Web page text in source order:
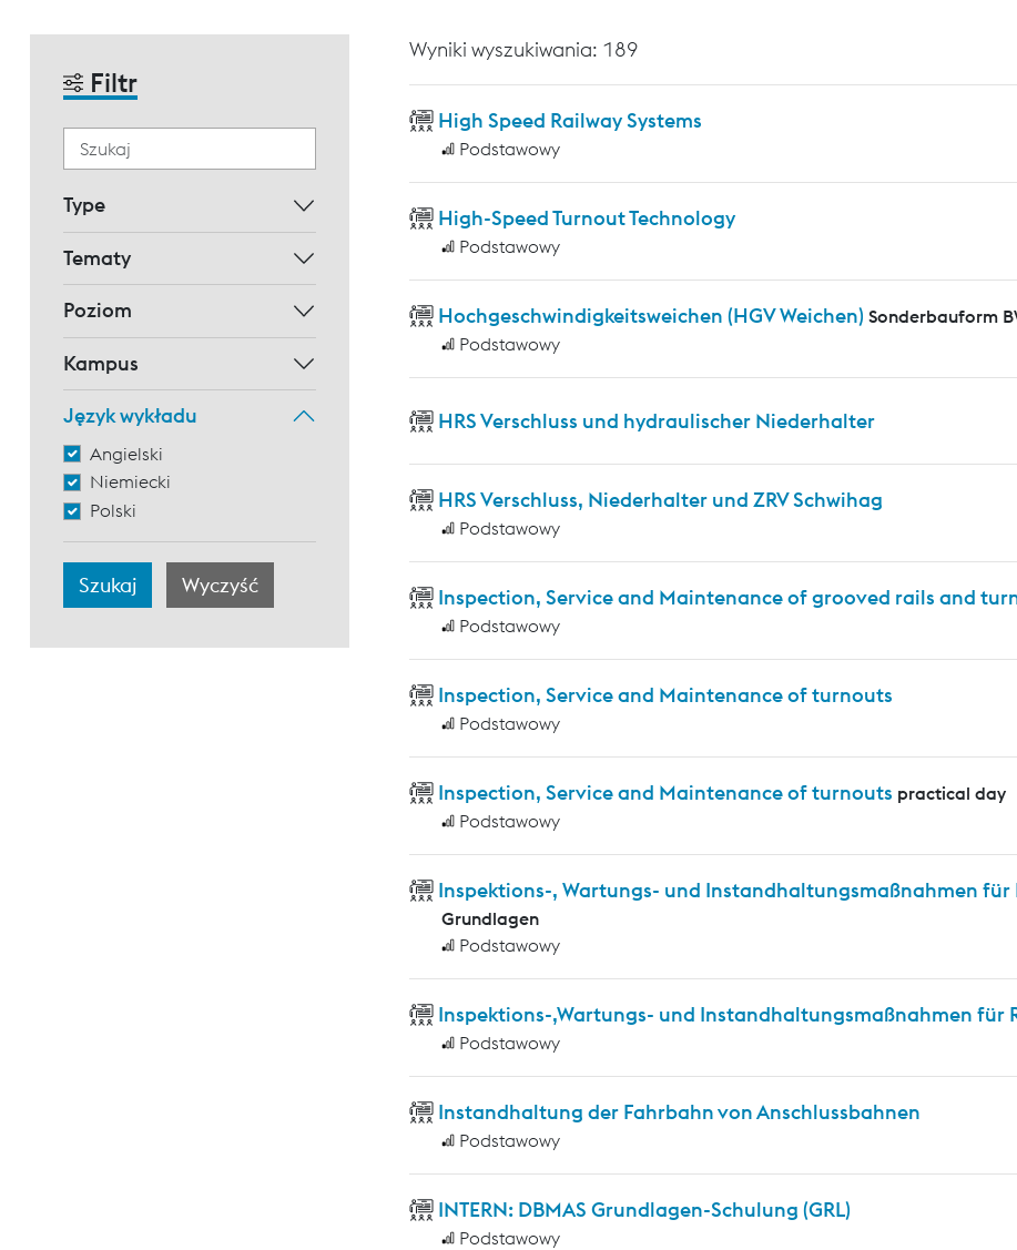
Filtr
Type
Tematy
Poziom
Kampus
Język wykładu
Angielski
Niemiecki
Polski
Wyniki wyszukiwania: 189
High Speed Railway Systems
Podstawowy
High-Speed Turnout Technology
Podstawowy
Hochgeschwindigkeitsweichen (HGV Weichen) Sonderbauform
Podstawowy
HRS Verschluss und hydraulischer Niederhalter
HRS Verschluss, Niederhalter und ZRV Schwihag
Podstawowy
Inspection, Service and Maintenance of grooved rails and
Podstawowy
Inspection, Service and Maintenance of turnouts
Podstawowy
Inspection, Service and Maintenance of turnouts practical day
Podstawowy
Inspektions-, Wartungs- und Instandhaltungsmaßnahmen
Grundlagen
Podstawowy
Inspektions-,Wartungs- und Instandhaltungsmaßnahmen für
Podstawowy
Instandhaltung der Fahrbahn von Anschlussbahnen
Podstawowy
INTERN: DBMAS Grundlagen-Schulung (GRL)
Podstawowy